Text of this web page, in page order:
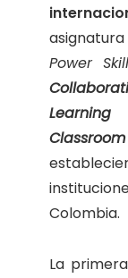
asignatura
Power
Learning
Colombia.
La